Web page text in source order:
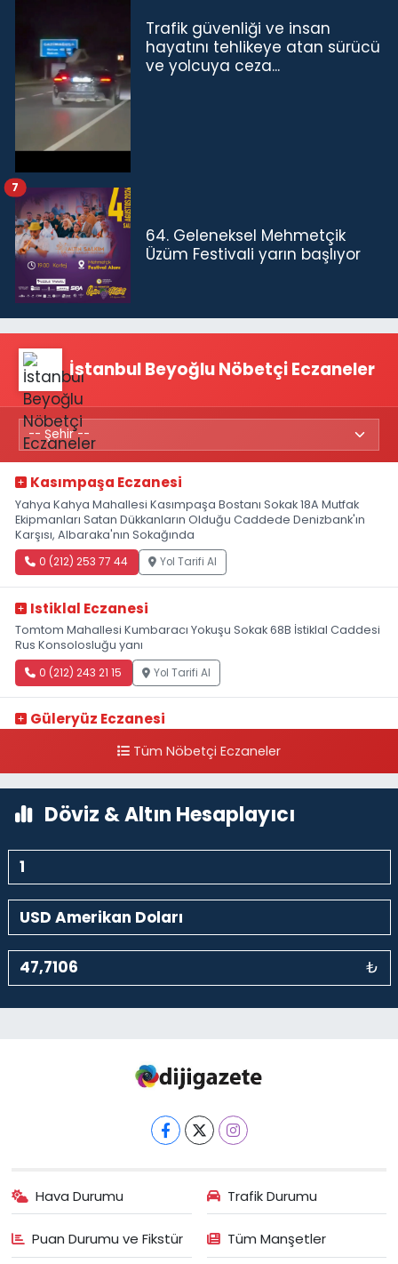
Trafik güvenliği ve insan
hayatını tehlikeye atan sürücü
ve yolcuya ceza...
64. Geleneksel Mehmetçik
Üzüm Festivali yarın başlıyor
7
İstanbul Beyoğlu Nöbetçi Eczaneler
Kasımpaşa Eczanesi
Yahya Kahya Mahallesi Kasımpaşa Bostanı Sokak 18A Mutfak
Ekipmanları Satan Dükkanların Olduğu Caddede Denizbank'ın
Karşısı, Albaraka'nın Sokağında
0 (212) 253 77 44 Yol Tarifi Al
Istiklal Eczanesi
Tomtom Mahallesi Kumbaracı Yokuşu Sokak 68B İstiklal Caddesi
Rus Konsolosluğu yanı
0 (212) 243 21 15 Yol Tarifi Al
Güleryüz Eczanesi
kalaycıbahçe Meydana DoğruTüm Nöbetçi Eczaneler
Döviz & Altın Hesaplayıcı
₺
Hava Durumu Trafik Durumu
Puan Durumu ve Fikstür Tüm Manşetler